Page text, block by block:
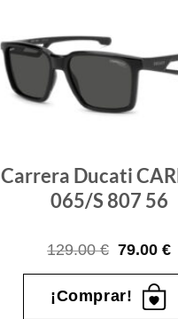
Carrera Ducati
065/S 807 56
129.00€ El
original
era:
129.00 €.
79.00€El
¡Comprar!